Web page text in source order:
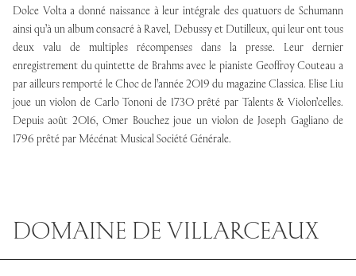
Dolce Volta a donné naissance à leur intégrale des quatuors de Schumann
ainsi qu’à un album consacré à Ravel, Debussy et Dutilleux, qui leur ont tous
deux valu de multiples récompenses dans la presse. Leur dernier
enregistrement du quintette de Brahms avec le pianiste Geoffroy Couteau a
par ailleurs remporté le Choc de l’année 2019 du magazine Classica. Elise Liu
joue un violon de Carlo Tononi de 1730 prêté par Talents & Violon’celles.
Depuis août 2016, Omer Bouchez joue un violon de Joseph Gagliano de
1796 prêté par Mécénat Musical Société Générale.
DOMAINE DE VILLARCEAUX